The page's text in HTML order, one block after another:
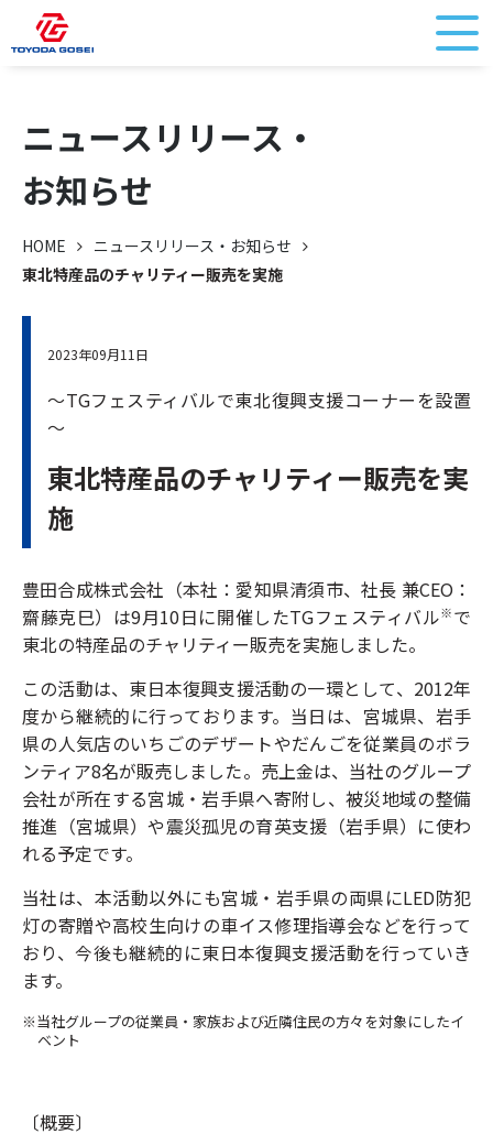
ニュースリリース・
お知らせ
HOME
ニュースリリース・お知らせ
東北特産品のチャリティー販売を実施
2023年09月11日
～TGフェスティバルで東北復興支援コーナーを設置
～
東北特産品のチャリティー販売を実
施
豊田合成株式会社（本社：愛知県清須市、社長 兼CEO：
齋藤克巳）は9月10日に開催したTGフェスティバル※で
東北の特産品のチャリティー販売を実施しました。
この活動は、東日本復興支援活動の一環として、2012年
度から継続的に行っております。当日は、宮城県、岩手
県の人気店のいちごのデザートやだんごを従業員のボラ
ンティア8名が販売しました。売上金は、当社のグループ
会社が所在する宮城・岩手県へ寄附し、被災地域の整備
推進（宮城県）や震災孤児の育英支援（岩手県）に使わ
れる予定です。
当社は、本活動以外にも宮城・岩手県の両県にLED防犯
灯の寄贈や高校生向けの車イス修理指導会などを行って
おり、今後も継続的に東日本復興支援活動を行っていき
ます。
※当社グループの従業員・家族および近隣住民の方々を対象にしたイ
ベント
〔概要〕